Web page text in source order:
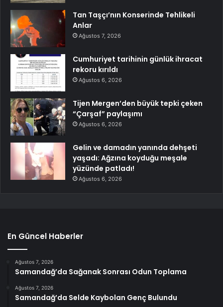
Tan Taşçı’nın Konserinde Tehlikeli
Anlar
Ağustos 7, 2026
Cumhuriyet tarihinin günlük ihracat
rekoru kırıldı
Ağustos 6, 2026
Tijen Mergen’den büyük tepki çeken
“Çarşaf” paylaşımı
Ağustos 6, 2026
Gelin ve damadın yanında dehşeti
yaşadı: Ağzına koyduğu meşale
yüzünde patladı!
Ağustos 6, 2026
En Güncel Haberler
Ağustos 7, 2026
Samandağ’da Sağanak Sonrası Odun Toplama
Ağustos 7, 2026
Samandağ’da Selde Kaybolan Genç Bulundu